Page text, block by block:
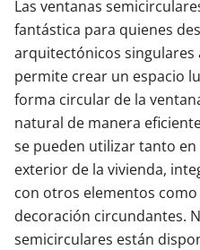
Las ventanas
fantástica para quienes
arquitectónicos singulares
permite crear un espacio
forma circular de la
natural de manera
se pueden utilizar tanto
exterior de la vivienda,
con otros elementos
decoración circundantes.
semicirculares están